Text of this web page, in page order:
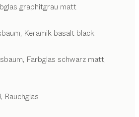
graphitgrau matt
Keramik basalt black
Farbglas schwarz matt,
Rauchglas